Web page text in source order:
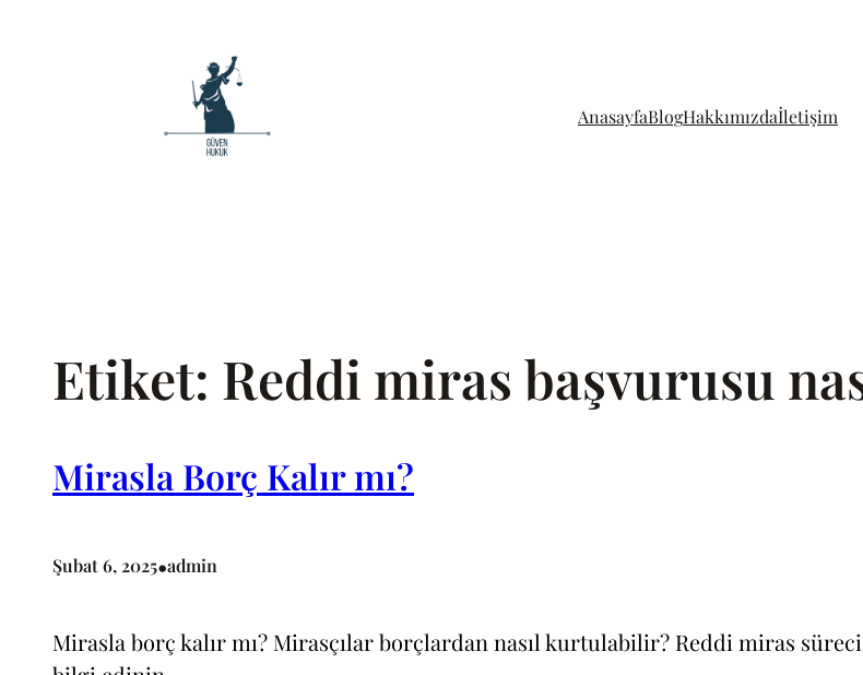
AnasayfaBlogHakkımızdaİletişim
Etiket: Reddi miras başvurusu
Mirasla Borç Kalır mı?
Şubat 6, 2025•admin
Mirasla borç kalır mı? Mirasçılar borçlardan nasıl kurtulabilir? Reddi miras